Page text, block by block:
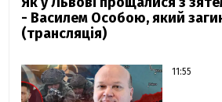
- Василем Особою, який
(трансляція)
11:55